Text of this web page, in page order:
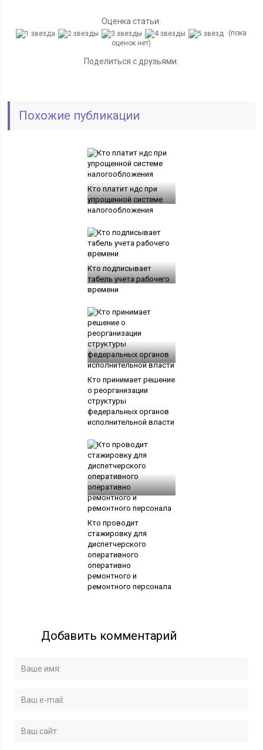
Оценка статьи:
(пока
оценок нет)
Поделиться с друзьями:
Похожие публикации
Кто платит ндс при
упрощенной системе
налогообложения
Кто подписывает
табель учета рабочего
времени
Кто принимает решение
о реорганизации
структуры
федеральных органов
исполнительной власти
Кто проводит
стажировку для
диспетчерского
оперативного
оперативно
ремонтного и
ремонтного персонала
Добавить комментарий